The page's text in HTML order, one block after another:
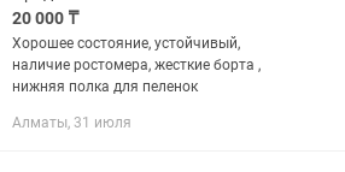
20 000 ₸
Хорошее состояние, устойчивый,
наличие ростомера, жесткие борта ,
нижняя полка для пеленок
Алматы, 31 июля